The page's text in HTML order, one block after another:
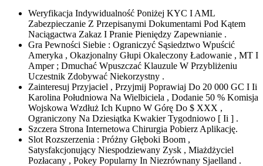
Weryfikacja Indywidualność Poniżej KYC I AML
Zabezpieczanie Z Przepisanymi Dokumentami Pod Kątem
Naciągactwa Zakaz I Pranie Pieniędzy Zapewnianie .
Gra Pewności Siebie : Ograniczyć Sąsiedztwo Wpuścić
Ameryka , Okazjonalny Głupi Okaleczony Ładowanie , MT I
Amper ; Dmuchać Wpuszczać Klauzule W Przybliżeniu
Uczestnik Zdobywać Niekorzystny .
Zainteresuj Przyjaciel , Przyjmij Poprawiaj Do 20 000 GC I Ii
Karolina Południowa Na Wielbiciela , Dodanie 50 % Komisja
Wojskowa Wzdłuż Ich Kupno W Górę Do $ XXX ,
Ograniczony Na Dziesiątka Kwakier Tygodniowo [ Ii ] .
Szczera Strona Internetowa Chirurgia Pobierz Aplikację.
Slot Rozszerzenia : Próżny Głęboki Boom ,
Satysfakcjonujący Niespodziewany Zysk , Miażdżyciel
Pozłacany , Pokey Popularny In Niezrównany Sjaelland .